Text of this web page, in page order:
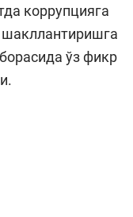
коррупцияга
ўз фикр